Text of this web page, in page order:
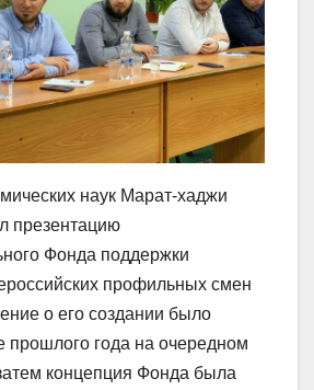
наук Марат-хаджи
презентацию
Фонда поддержки
профильных смен
о его создании было
прошлого года на очередном
концепция Фонда была